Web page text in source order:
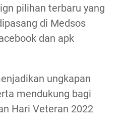
pilihan terbaru yang
di Medsos
dan apk
ungkapan
mendukung bagi
Hari Veteran 2022